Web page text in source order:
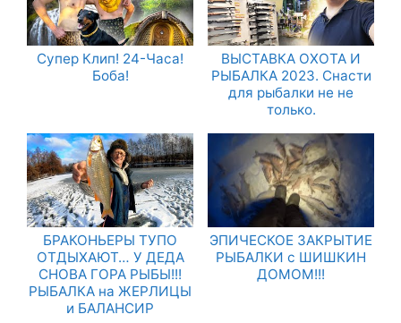
Супер Клип! 24-Часа!
Боба!
ВЫСТАВКА ОХОТА И
РЫБАЛКА 2023. Снасти
для рыбалки не не
только.
БРАКОНЬЕРЫ ТУПО
ОТДЫХАЮТ… У ДЕДА
СНОВА ГОРА РЫБЫ!!!
РЫБАЛКА на ЖЕРЛИЦЫ
и БАЛАНСИР
ЭПИЧЕСКОЕ ЗАКРЫТИЕ
РЫБАЛКИ с ШИШКИН
ДОМОМ!!!